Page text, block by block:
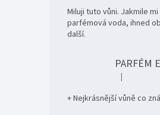
Miluji tuto vůni. Jakmile
parfémová voda, ihned
další.
PARFÉM
Hodnocení
|
+ Nejkrásnější vůně co